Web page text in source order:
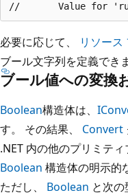
必要に応じて、 リソース
ブール文字列を定義できま
ブール値への変換
Boolean構造体は、
す。 その結果、 Convert
.NET 内の他のプリミテ
Boolean 構造体の明示的
ただし、 Boolean と次